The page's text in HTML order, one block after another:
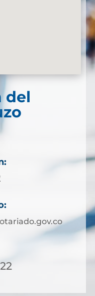
del